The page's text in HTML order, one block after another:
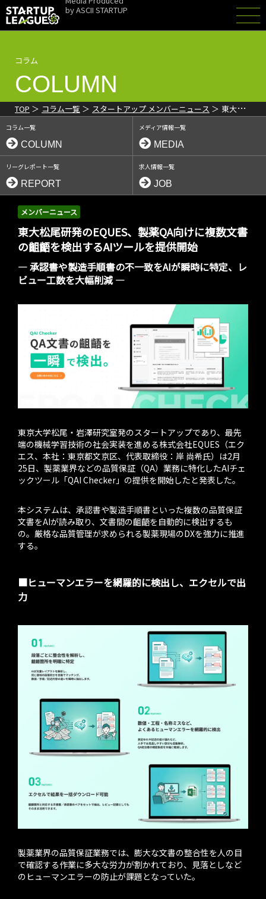
byASCII STARTUP
コラム
COLUMN
TOP コラム一覧 スタートアップ メンバーニュース
東大松
尾研発のEQUES、製薬QA向けに複数文書の齟齬を検出するAIツール
「QAI Checker」を提供開始
コラム一覧
COLUMN
メディア情報一覧
MEDIA
リーグレポート一覧
REPORT
求人情報一覧
JOB
メンバーニュース
東大松尾研発のEQUES、製薬QA向けに複数文書
の齟齬を検出するAIツールを提供開始
― 承認書や製造手順書の不一致をAIが瞬時に特定、レ
ビュー工数を大幅削減 ―
東京大学松尾・岩澤研究室発のスタートアップであり、最先
端の機械学習技術の社会実装を進める株式会社EQUES（エク
エス、本社：東京都文京区、代表取締役：岸 尚希氏）は2月
25日、製薬業界などの品質保証（QA）業務に特化したAIチェ
ックツール「QAI Checker」の提供を開始したと発表した。
本システムは、承認書や製造手順書といった複数の品質保証
文書をAIが読み取り、文書間の齟齬を自動的に検出するも
の。厳格な品質管理が求められる製薬現場のDXを強力に推進
する。
■ヒューマンエラーを網羅的に検出し、エクセルで出
力
製薬業界の品質保証業務では、膨大な文書の整合性を人の目
で確認する作業に多大な労力が割かれており、見落としなど
のヒューマンエラーの防止が課題となっていた。